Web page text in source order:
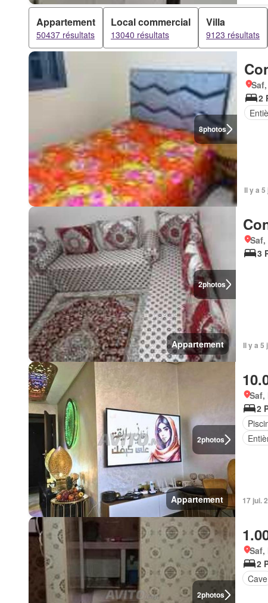
Appartement
50437 résultats
Local commercial
13040 résultats
Villa
9123 résultats
8photos
2
Il y a
2photos
Appartement
3
Il y a 5
2photos
Appartement
Saf,
2
17 jui.
2photos
Saf,
2
Cave